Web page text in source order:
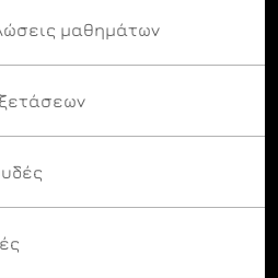
μαθημάτων